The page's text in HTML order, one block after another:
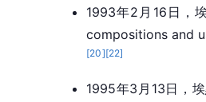
1993年2月16日，
compositions and
[20][22]
1995年3月13日，